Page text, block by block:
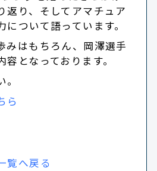
返り、そしてアマチュア
ついて語っています。
みはもちろん、岡澤選手
となっております。
ら
覧へ戻る